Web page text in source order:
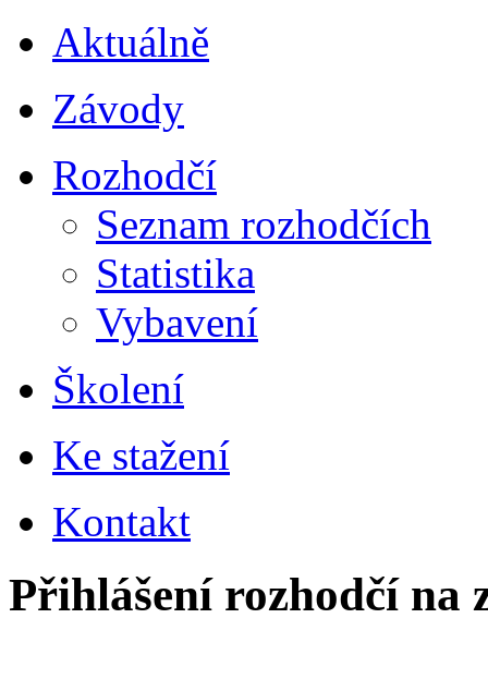
Aktuálně
Závody
Rozhodčí
Seznam rozhodčích
Statistika
Vybavení
Školení
Ke stažení
Kontakt
Přihlášení rozhodčí na